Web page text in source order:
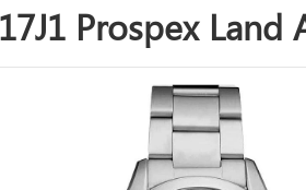
Prospex Land